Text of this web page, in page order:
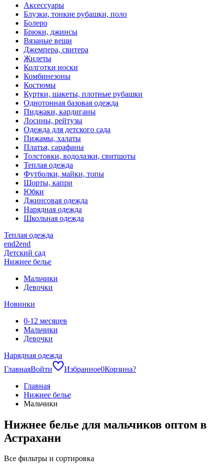
Аксессуары
Блузки, тонкие рубашки, поло
Болеро
Брюки, джинсы
Вязаные вещи
Джемпера, свитера
Жилеты
Колготки носки
Комбинезоны
Костюмы
Куртки, шакеты, плотные рубашки
Однотонная базовая одежда
Пиджаки, кардиганы
Лосины, рейтузы
Одежда для детского сада
Пижамы, халаты
Платья, сарафаны
Толстовки, водолазки, свитшоты
Теплая одежда
Футболки, майки, топы
Шорты, капри
Юбки
Джинсовая одежда
Нарядная одежда
Школьная одежда
Теплая одежда
end2end
Детский сад
Нижнее белье
Мальчики
Девочки
Новинки
0-12 месяцев
Мальчики
Девочки
Нарядная одежда
ГлавнаяВойти Избранное0Корзина?
Главная
Нижнее белье
Мальчики
Нижнее белье для мальчиков оптом в
Астрахани
Все фильтры и сортировка